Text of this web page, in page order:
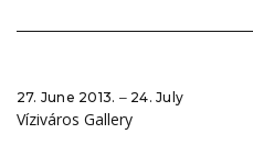
27. June 2013. ‒ 24. July
Víziváros Gallery